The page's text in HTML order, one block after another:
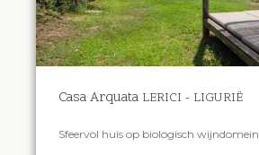
Casa Arquata LERICI - LIGURIË
Sfeervol huis op biologisch wijndomein